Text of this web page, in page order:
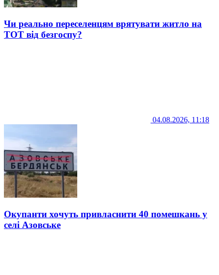
Чи реально переселенцям врятувати житло на
ТОТ від безгоспу?
04.08.2026, 11:18
Окупанти хочуть привласнити 40 помешкань у
селі Азовське